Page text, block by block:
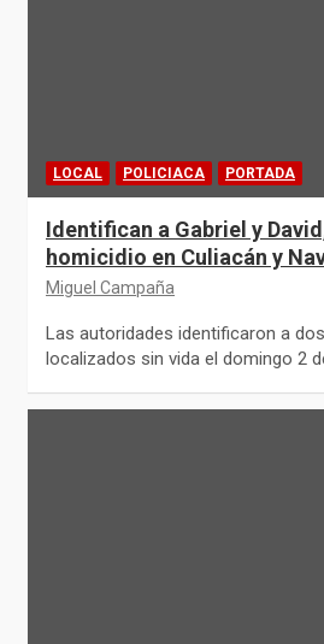
LOCAL POLICIACA PORTADA
Identifican a Gabriel y
homicidio en Culiacán y
Miguel Campaña
Las autoridades identificaron a
localizados sin vida el domingo 2